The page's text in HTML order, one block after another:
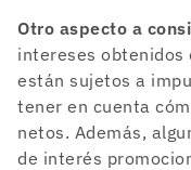
Otro aspecto a
intereses obtenidos
están sujetos a
tener en cuenta
netos. Además,
de interés